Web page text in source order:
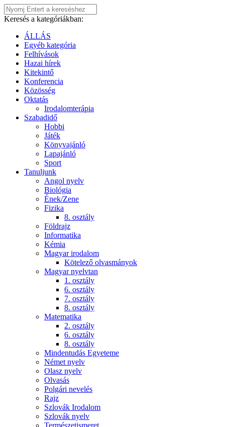
Keresés a kategóriákban:
ÁLLÁS
Egyéb kategória
Felhívások
Hazai hírek
Kitekintő
Konferencia
Közösség
Oktatás
Irodalomterápia
Szabadidő
Hobbi
Játék
Könyvajánló
Lapajánló
Sport
Tanuljunk
Angol nyelv
Biológia
Ének/Zene
Fizika
8. osztály
Földrajz
Informatika
Kémia
Magyar irodalom
Kötelező olvasmányok
Magyar nyelvtan
1. osztály
6. osztály
7. osztály
8. osztály
Matematika
2. osztály
6. osztály
8. osztály
Mindentudás Egyeteme
Német nyelv
Olasz nyelv
Olvasás
Polgári nevelés
Rajz
Szlovák Irodalom
Szlovák nyelv
Természetismeret